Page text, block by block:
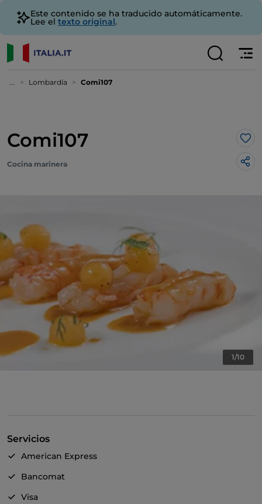
Este contenido se ha traducido automáticamente.
Lee el texto original.
... Lombardía Comi107
Comi107 Me
Cocina marinera
1/10
Servicios
American Express
Bancomat
Visa